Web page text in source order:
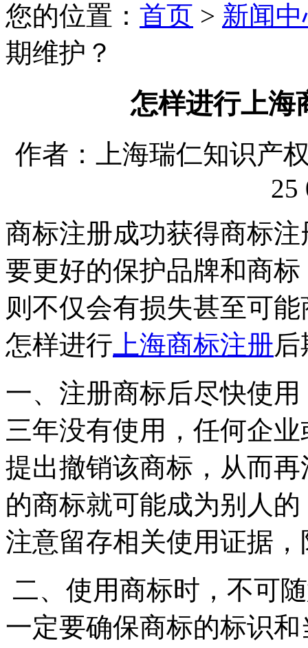
您的位置： 首页 > 新闻
期维护？
怎样进行上海
作者：上海瑞仁知识产
25
商标注册成功获得商标
要更好的保护品牌和商
则不仅会有损失甚至可
怎样进行 上海商标注册
一、注册商标后尽快使
三年没有使用，任何企
提出撤销该商标，从而
的商标就可能成为别人
注意留存相关使用证据
二、使用商标时，不可
一定要确保商标的标识